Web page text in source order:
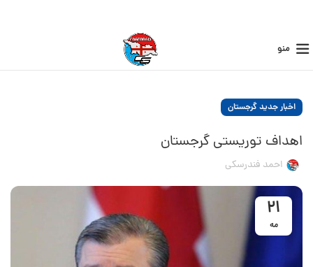
منو
اخبار جدید گرجستان
اهداف توریستی گرجستان
احمد فندرسکی
21
مه